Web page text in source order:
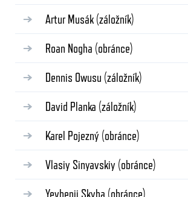
Artur Musák (záložník)
Roan Nogha (obránce)
Dennis Owusu (záložník)
David Planka (záložník)
Karel Pojezný (obránce)
Vlasiy Sinyavskiy (obránce)
Yevhenii Skyba (obránce)